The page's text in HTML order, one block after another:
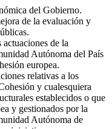
del Gobierno.
de la evaluación y
de la
Autónoma del País
europea.
relativas a los
y cualesquiera
establecidos o que
y gestionados por la
Autónoma de